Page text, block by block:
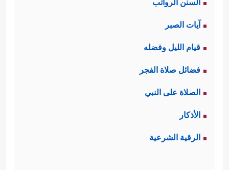
السنن الرواتب
آيات الصبر
قيام الليل وفضله
فضائل صلاة الفجر
الصلاة على النبي
الأذكار
الرقية الشرعية